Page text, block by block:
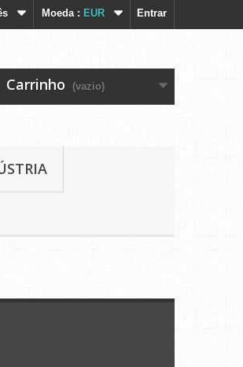
Entrar
Moeda : EUR
Carrinho (vazio)